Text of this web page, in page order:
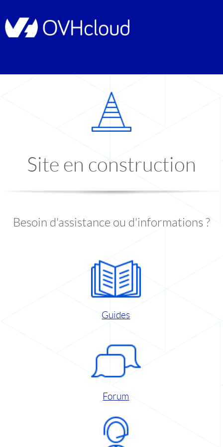
Site en construction
Besoin d'assistance ou d'informations ?
Guides
Forum